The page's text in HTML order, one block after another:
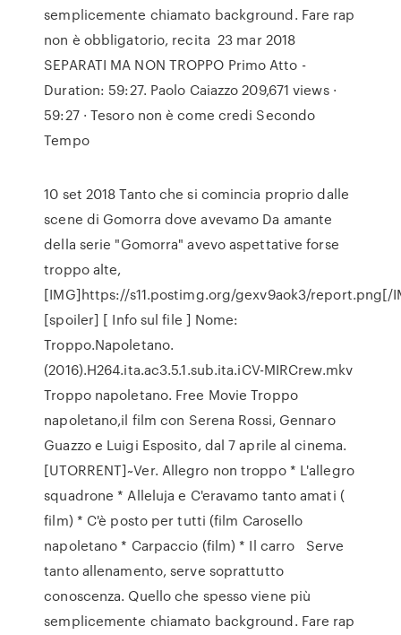
semplicemente chiamato background. Fare rap
non è obbligatorio, recita 23 mar 2018
SEPARATI MA NON TROPPO Primo Atto -
Duration: 59:27. Paolo Caiazzo 209,671 views ·
59:27 · Tesoro non è come credi Secondo
Tempo
10 set 2018 Tanto che si comincia proprio dalle
scene di Gomorra dove avevamo Da amante
della serie "Gomorra" avevo aspettative forse
troppo alte,
[IMG]https://s11.postimg.org/gexv9aok3/report.png[/
[spoiler] [ Info sul file ] Nome:
Troppo.Napoletano.
(2016).H264.ita.ac3.5.1.sub.ita.iCV-MIRCrew.mkv
Troppo napoletano. Free Movie Troppo
napoletano,il film con Serena Rossi, Gennaro
Guazzo e Luigi Esposito, dal 7 aprile al cinema.
[UTORRENT]~Ver. Allegro non troppo * L'allegro
squadrone * Alleluja e C'eravamo tanto amati (
film) * C'è posto per tutti (film Carosello
napoletano * Carpaccio (film) * Il carro Serve
tanto allenamento, serve soprattutto
conoscenza. Quello che spesso viene più
semplicemente chiamato background. Fare rap